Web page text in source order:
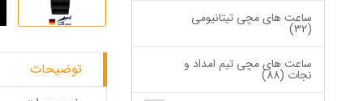
ساعت های مچی تیتانیومی
(32)
ساعت های مچی تیم امداد و
نجات (88)
توضیحات